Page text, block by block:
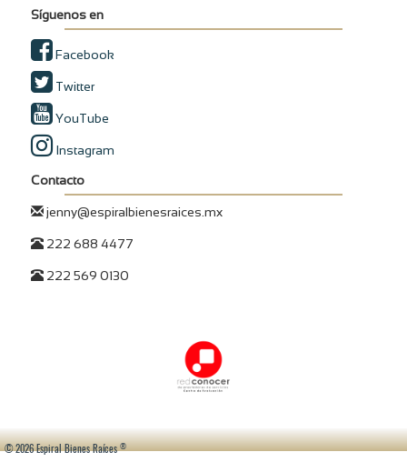
Síguenos en
Facebook
Twitter
YouTube
Instagram
Contacto
jenny@espiralbienesraices.mx
222 688 4477
222 569 0130
© 2026 Espiral Bienes Raíces®